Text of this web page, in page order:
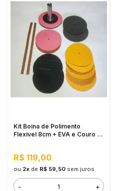
Kit Boina de Polimento
Flexível 8cm + EVA e Couro -
R$ 119,00
ou 2xde R$ 59,50 sem juros
- +